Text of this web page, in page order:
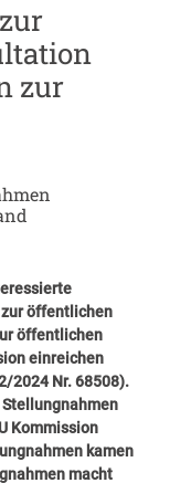
zur
öffentlichen
öffentlichen
einreichen
2024 Nr. 68508).
Stellungnahmen
Kommission
kamen
macht